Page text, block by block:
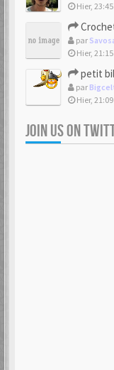
Hier, 23:45
par
Hier, 21:15
petit
par
Hier, 21:09
JOIN US ON